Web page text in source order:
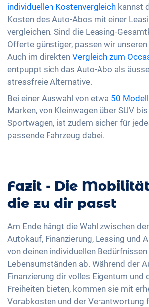
individuellen Kostenvergleich kannst
Kosten des Auto-Abos mit einer
vergleichen. Sind die Leasing-
Offerte günstiger, passen wir
Auch im direkten Vergleich zum
entpuppt sich das Auto-Abo als
stressfreie Alternative.
Bei einer Auswahl von etwa 50
Marken, von Kleinwagen über SUV
Sportwagen, ist zudem sicher für
passende Fahrzeug dabei.
Fazit - Die
die zu dir passt
Am Ende hängt die Wahl zwischen
Autokauf, Finanzierung, Leasing und
von deinen individuellen Bedürfnissen
Lebensumständen ab. Während der
Finanzierung dir volles Eigentum und
Freiheiten bieten, kommen sie mit
Vorabkosten und der Verantwortung